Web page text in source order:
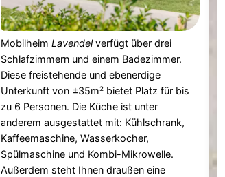
Mobilheim Lavendelverfügt über drei
Schlafzimmern und einem Badezimmer.
Diese freistehende und ebenerdige
Unterkunft von ±35m² bietet Platz für bis
zu 6 Personen. Die Küche ist unter
anderem ausgestattet mit: Kühlschrank,
Kaffeemaschine, Wasserkocher,
Spülmaschine und Kombi-Mikrowelle.
Außerdem steht Ihnen draußen eine